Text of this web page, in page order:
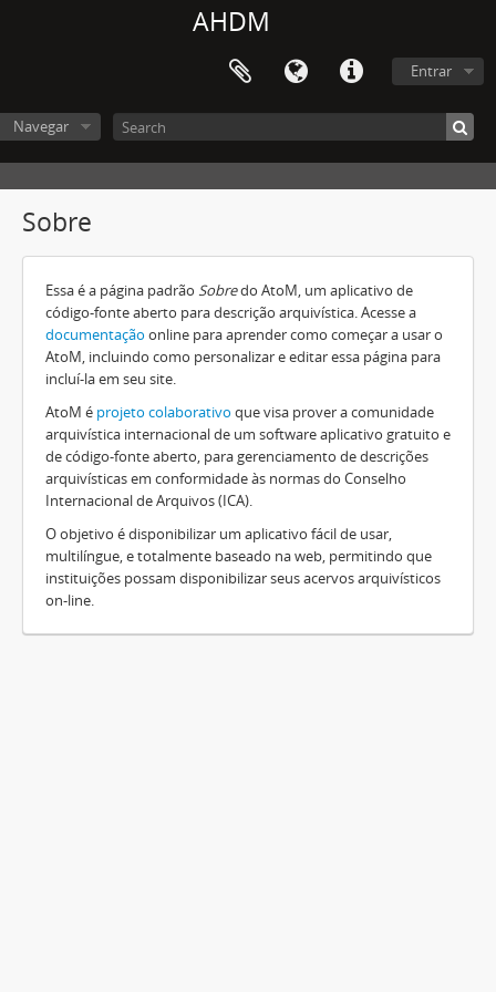
AHDM
Entrar
Navegar
Sobre
Essa é a página padrão Sobredo AtoM, um aplicativo de
código-fonte aberto para descrição arquivística. Acesse a
documentação online para aprender como começar a usar o
AtoM, incluindo como personalizar e editar essa página para
incluí-la em seu site.
AtoM é projeto colaborativo que visa prover a comunidade
arquivística internacional de um software aplicativo gratuito e
de código-fonte aberto, para gerenciamento de descrições
arquivísticas em conformidade às normas do Conselho
Internacional de Arquivos (ICA).
O objetivo é disponibilizar um aplicativo fácil de usar,
multilíngue, e totalmente baseado na web, permitindo que
instituições possam disponibilizar seus acervos arquivísticos
on-line.